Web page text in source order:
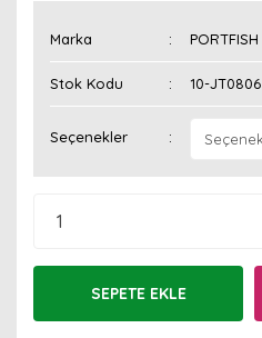
Marka PORTFISH
Stok Kodu 10-JT0806
Seçenekler
SEPETE EKLE